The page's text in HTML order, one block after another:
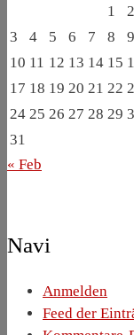
1
2
3
4 5 6 7 8
9
10 11 12 13 14 15
17 18 19 20 21 22
24 25 26 27 28 29
31
« Feb
Navi
Anmelden
Feed der